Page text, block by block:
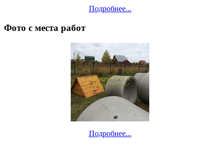
Подробнее...
Фото с места работ
Подробнее...